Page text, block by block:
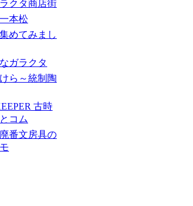
クタ商店街
本松
めてみまし
ガラクタ
ら～統制陶
古時
コム
番文房具の